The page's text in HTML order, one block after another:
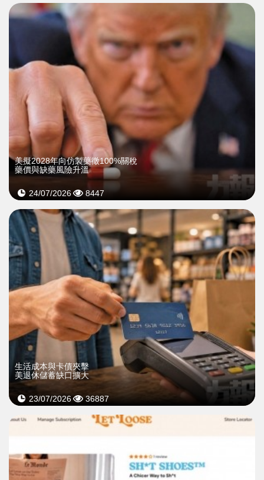
美擬2028年向仿製藥徵100%關稅
藥價與缺藥風險升溫
24/07/2026 8447
生活成本與卡債夾擊
美退休儲蓄缺口擴大
23/07/2026 36887